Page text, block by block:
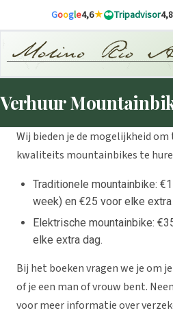
Overslaan naar inhoud
Google4,6 Tripadvisor4,8
Verhuur
Wij bieden je de mogelijkheid
kwaliteits mountainbikes te
Traditionele mountainbike:
week) en €25 voor elke extra
Elektrische mountainbike:
elke extra dag.
Bij het boeken vragen we je om
of je een man of vrouw bent.
voor meer informatie over